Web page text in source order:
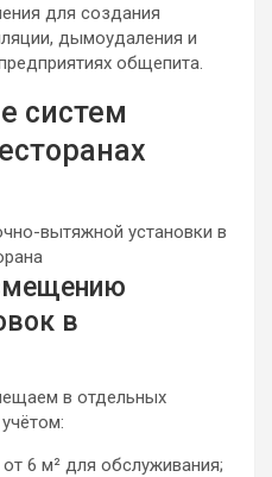
для создания
дымоудаления и
общепита.
систем
в
в отдельных
6 м² для обслуживания;